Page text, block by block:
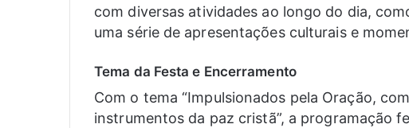
com diversas atividades ao longo do dia,
uma série de apresentações culturais e
Tema da Festa e Encerramento
Com o tema “Impulsionados pela Oração, com
instrumentos da paz cristã”, a programação